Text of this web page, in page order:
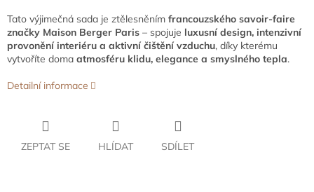
Tato výjimečná sada je ztělesněním francouzského savoir-faire
značky Maison Berger Paris – spojuje luxusní design, intenzivní
provonění interiéru a aktivní čištění vzduchu, díky kterému
vytvoříte doma atmosféru klidu, elegance a smyslného tepla.
Detailní informace
ZEPTAT SE HLÍDAT SDÍLET